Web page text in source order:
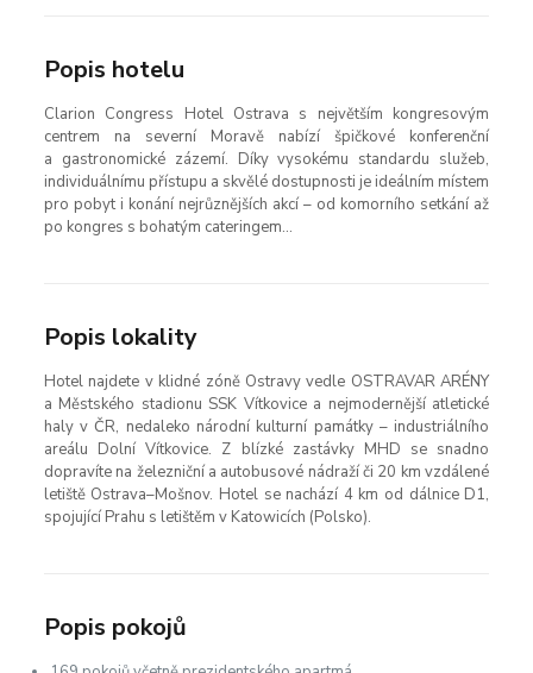
Popis hotelu
Clarion Congress Hotel Ostrava s největším kongresovým
centrem na severní Moravě nabízí špičkové konferenční
a gastronomické zázemí. Díky vysokému standardu služeb,
individuálnímu přístupu a skvělé dostupnosti je ideálním místem
pro pobyt i konání nejrůznějších akcí – od komorního setkání až
po kongres s bohatým cateringem…
Popis lokality
Hotel najdete v klidné zóně Ostravy vedle OSTRAVAR ARÉNY
a Městského stadionu SSK Vítkovice a nejmodernější atletické
haly v ČR, nedaleko národní kulturní památky – industriálního
areálu Dolní Vítkovice. Z blízké zastávky MHD se snadno
dopravíte na železniční a autobusové nádraží či 20 km vzdálené
letiště Ostrava–Mošnov. Hotel se nachází 4 km od dálnice D1,
spojující Prahu s letištěm v Katowicích (Polsko).
Popis pokojů